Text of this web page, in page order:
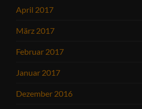
April 2017
März 2017
Februar 2017
Januar 2017
Dezember 2016